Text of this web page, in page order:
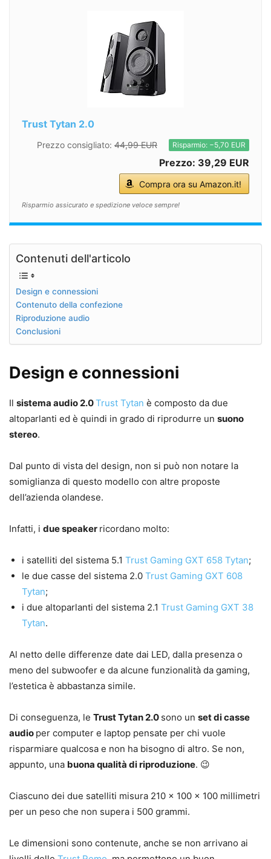
Trust Tytan 2.0
Prezzo consigliato: 44,99 EUR Risparmio: −5,70 EUR
Prezzo: 39,29 EUR
Compra ora su Amazon.it!
Risparmio assicurato e spedizione veloce sempre!
Contenuti dell'articolo
Design e connessioni
Contenuto della confezione
Riproduzione audio
Conclusioni
Design e connessioni
Il sistema audio 2.0Trust Tytan è composto da due
altoparlanti ed è quindi in grado di riprodurre un suono
stereo.
Dal punto di vista del design, non si può non notare la
somiglianza di questo modello con altre proposte
dell’azienda olandese.
Infatti, i due speaker ricordano molto:
i satelliti del sistema 5.1 Trust Gaming GXT 658 Tytan;
le due casse del sistema 2.0 Trust Gaming GXT 608
Tytan;
i due altoparlanti del sistema 2.1 Trust Gaming GXT 38
Tytan.
Al netto delle differenze date dai LED, dalla presenza o
meno del subwoofer e da alcune funzionalità da gaming,
l’estetica è abbastanza simile.
Di conseguenza, le Trust Tytan 2.0 sono un set di casse
audio per computer e laptop pensate per chi vuole
risparmiare qualcosa e non ha bisogno di altro. Se non,
appunto, una buona qualità di riproduzione. 😉
Ciascuno dei due satelliti misura 210 x 100 x 100 millimetri
per un peso che non supera i 500 grammi.
Le dimensioni sono contenute, anche se non arrivano ai